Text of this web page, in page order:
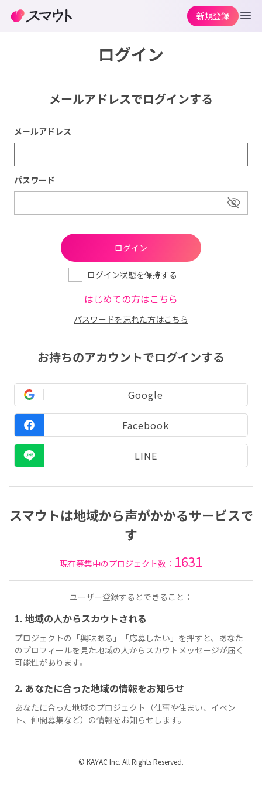
ログイン
メールアドレスでログインする
メールアドレス
パスワード
ログイン状態を保持する
はじめての方はこちら
パスワードを忘れた方はこちら
お持ちのアカウントでログインする
Google
Facebook
LINE
スマウトは地域から声がかかるサービスで
す
現在募集中のプロジェクト数： 1631
ユーザー登録するとできること：
1. 地域の人からスカウトされる
プロジェクトの「興味ある」「応募したい」を押すと、あなた
のプロフィールを見た地域の人からスカウトメッセージが届く
可能性があります。
2. あなたに合った地域の情報をお知らせ
あなたに合った地域のプロジェクト（仕事や住まい、イベン
ト、仲間募集など）の情報をお知らせします。
新規登録
© KAYAC Inc. All Rights Reserved.